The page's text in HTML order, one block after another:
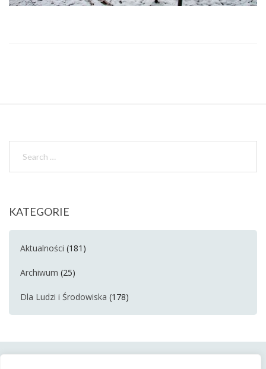
KATEGORIE
Aktualności (181)
Archiwum (25)
Dla Ludzi i Środowiska (178)